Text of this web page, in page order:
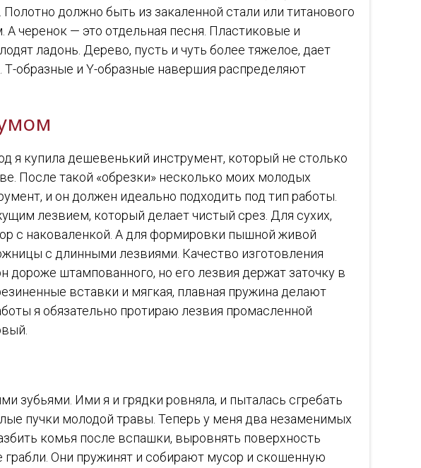
должно быть из закаленной стали или титанового
А черенок — это отдельная песня. Пластиковые и
ладонь. Дерево, пусть и чуть более тяжелое, дает
образные и Y-образные навершия распределяют
я купила дешевенький инструмент, который не столько
После такой «обрезки» несколько моих молодых
и он должен идеально подходить под тип работы.
лезвием, который делает чистый срез. Для сухих,
с наковаленкой. А для формировки пышной живой
с длинными лезвиями. Качество изготовления
штампованного, но его лезвия держат заточку в
вставки и мягкая, плавная пружина делают
я обязательно протираю лезвия промасленной
зубьями. Ими я и грядки ровняла, и пыталась сгребать
пучки молодой травы. Теперь у меня два незаменимых
комья после вспашки, выровнять поверхность
грабли. Они пружинят и собирают мусор и скошенную